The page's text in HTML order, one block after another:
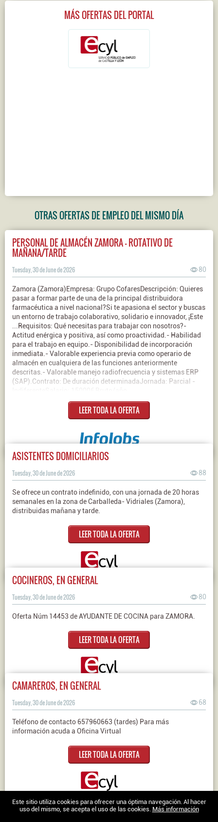
MÁS OFERTAS DEL PORTAL
OTRAS OFERTAS DE EMPLEO DEL MISMO DÍA
PERSONAL DE ALMACÉN ZAMORA - ROTATIVO DE
MAÑANA/TARDE
Tuesday, 30 de June de 2026 80
Zamora (Zamora)Empresa: Grupo CofaresDescripción: Quieres
pasar a formar parte de una de la principal distribuidora
farmacéutica a nivel nacional?Si te apasiona el sector y buscas
un entorno de trabajo colaborativo, solidario e innovador, ¡Este
...Requisitos: Qué necesitas para trabajar con nosotros?-
Actitud enérgica y positiva, así como proactividad.- Habilidad
para el trabajo en equipo.- Disponibilidad de incorporación
inmediata.- Valorable experiencia previa como operario de
almacén en cualquiera de las funciones anteriormente
descritas.- Valorable manejo radiofrecuencia y sistemas ERP
(SAP).Contrato: De duración determinadaJornada: Parcial -
LEER TODA LA OFERTA
ASISTENTES DOMICILIARIOS
Tuesday, 30 de June de 2026 88
Se ofrece un contrato indefinido, con una jornada de 20 horas
semanales en la zona de Carballeda- Vidriales (Zamora),
distribuidas mañana y tarde.
LEER TODA LA OFERTA
COCINEROS, EN GENERAL
Tuesday, 30 de June de 2026 80
Oferta Núm 14453 de AYUDANTE DE COCINA para ZAMORA.
LEER TODA LA OFERTA
CAMAREROS, EN GENERAL
Tuesday, 30 de June de 2026 68
Teléfono de contacto 657960663 (tardes) Para más
información acuda a Oficina Virtual
LEER TODA LA OFERTA
Nosotros|Contacto| Ofertas en Twitter|Aviso legal|Política de
Este sitio utiliza cookies para ofrecer una óptima navegación. Al hacer
uso del mismo, se acepta el uso de las cookies. Más información